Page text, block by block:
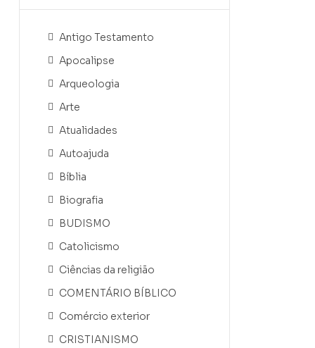
Antigo Testamento
Apocalipse
Arqueologia
Arte
Atualidades
Autoajuda
Bíblia
Biografia
BUDISMO
Catolicismo
Ciências da religião
COMENTÁRIO BÍBLICO
Comércio exterior
CRISTIANISMO